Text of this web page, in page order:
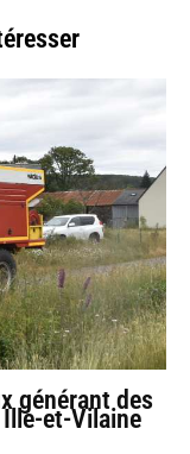
générant des
et-Vilaine